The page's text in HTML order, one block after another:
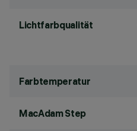
Lichtfarbqualität
Farbtemperatur
MacAdam Step